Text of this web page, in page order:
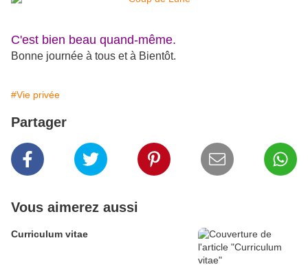
C'est bien beau quand-même.
Bonne journée à tous et à Bientôt.
#Vie privée
Partager
Vous aimerez aussi
Curriculum vitae